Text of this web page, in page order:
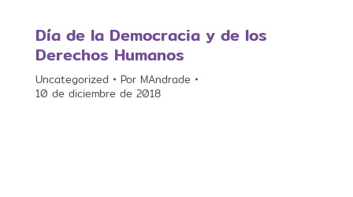
Día de la Democracia y de los
Derechos Humanos
Uncategorized Por MAndrade
10 de diciembre de 2018